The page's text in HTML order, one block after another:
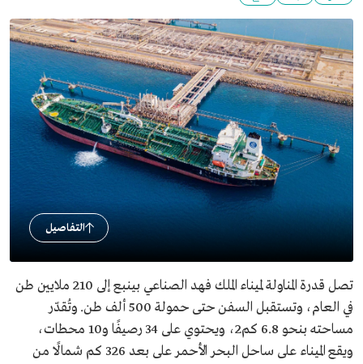
التفاصيل
تصل قدرة المناولة لميناء الملك فهد الصناعي بينبع إلى 210 ملايين طن
في العام، وتستقبل السفن حتى حمولة 500 ألف طن. وتُقدّر
مساحته بنحو 6.8 كم2، ويحتوي على 34 رصيفًا و10 محطات،
ويقع الميناء على ساحل البحر الأحمر على بعد 326 كم شمالًا من